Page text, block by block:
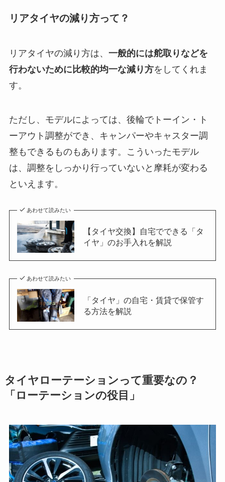
リアタイヤの減り方って？
リアタイヤの減り方は、 一般的には舵取りなどを
行わないために比較的均一な減り方をしてくれま
す。
ただし、モデルによっては、後輪でトーイン・ト
ーアウト調整ができ、キャンパーやキャスター調
整もできるものもあります。こういったモデル
は、調整をしっかり行っていないと摩耗が変わる
といえます。
あわせて読みたい
【タイヤ交換】自宅でできる「タ
イヤ」のお手入れを解説
あわせて読みたい
「タイヤ」の自宅・賃貸で保管す
る方法を解説
タイヤローテーションって重要なの？
「ローテーションの役目」